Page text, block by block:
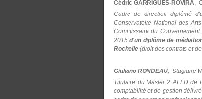
Cédric GARRIGUES-ROVIRA,
Cadre de direction diplômé
Conservatoire National des
Commissaire du
2015 d'un diplôme de
Rochelle (droit des contrats et
Giuliano RONDEAU, Stagiaire
Titulaire du Master 2 ALED de
comptabilité et de gestion